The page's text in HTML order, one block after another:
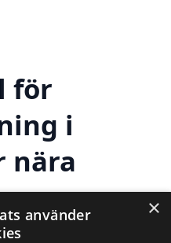
för
i
nära
×
använder